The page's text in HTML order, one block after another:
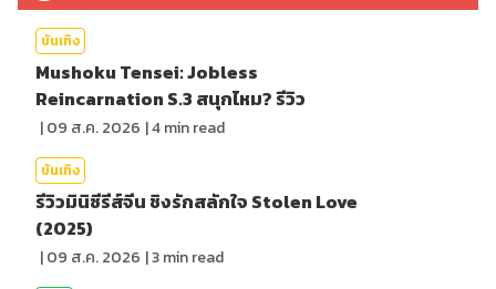
บันเทิง
Mushoku Tensei: Jobless
Reincarnation S.3 สนุกไหม? รีวิว
|09 ส.ค. 2026 |4min read
บันเทิง
รีวิวมินิซีรีส์จีน ชิงรักสลักใจ Stolen Love
(2025)
|09 ส.ค. 2026 |3min read